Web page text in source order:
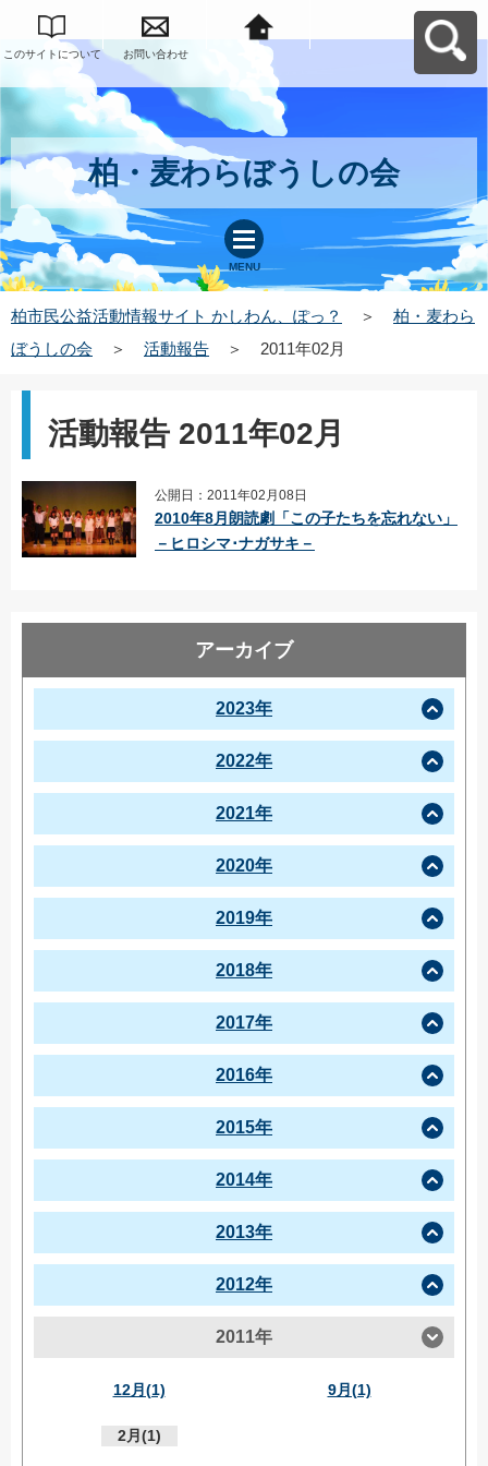
このサイトについて お問い合わせ
柏市民公益活動情報
サイト かしわん、ぽ
っ？へ戻る
柏・麦わらぼうしの会
MENU
柏市民公益活動情報サイト かしわん、ぽっ？ ＞
柏・麦わら
ぼうしの会
＞ 活動報告 ＞ 2011年02月
活動報告 2011年02月
公開日：2011年02月08日
2010年8月朗読劇「この子たちを忘れない」
－ヒロシマ･ナガサキ－
アーカイブ
2023年
2022年
2021年
2020年
2019年
2018年
2017年
2016年
2015年
2014年
2013年
2012年
2011年
12月(1) 9月(1)
2月(1)